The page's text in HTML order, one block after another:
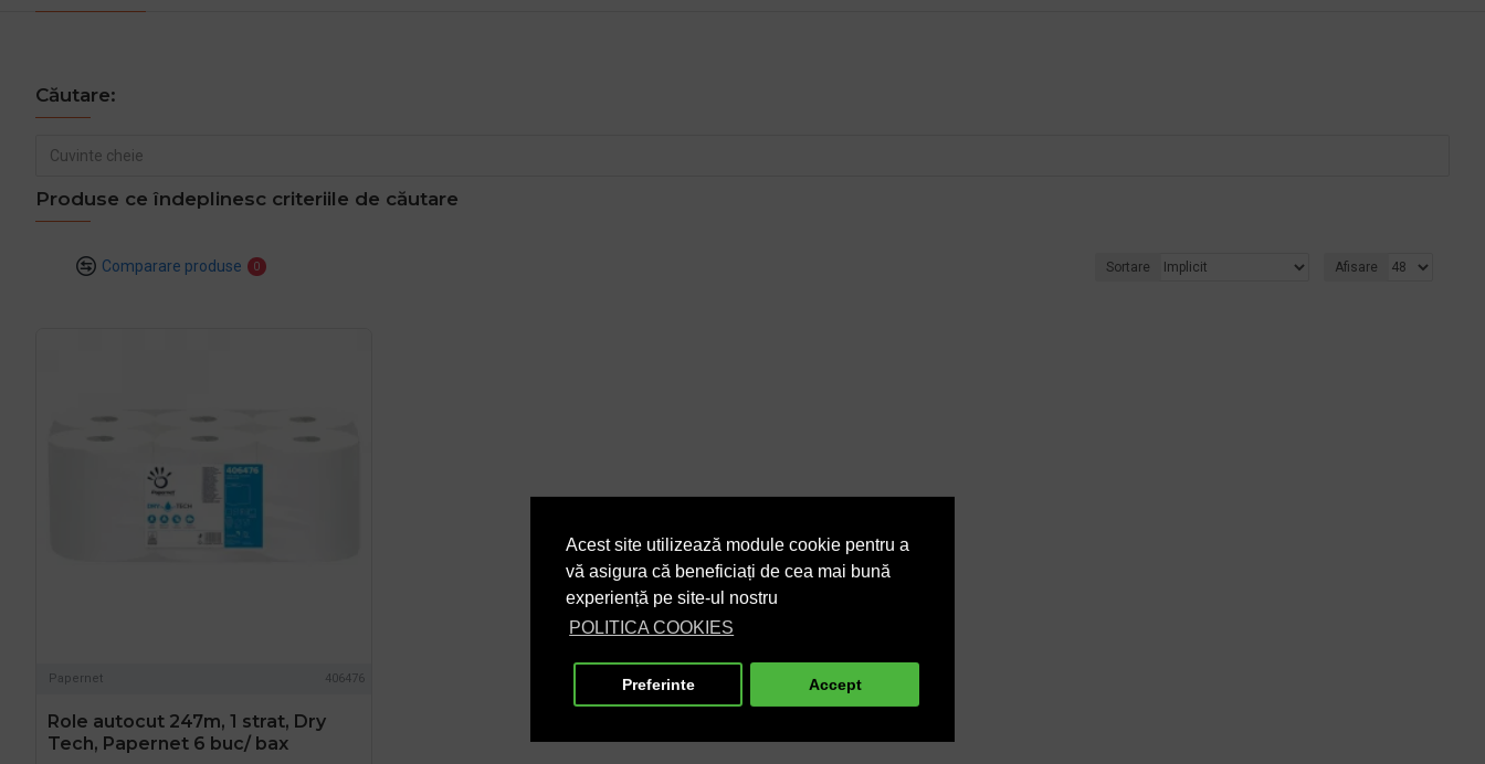
Acest site utilizează module cookie pentru a
vă asigura că beneficiați de cea mai bună
experiență pe site-ul nostru
POLITICA COOKIES
Preferinte Accept
Căutare:
Produse ce îndeplinesc criteriile de căutare
Comparare produse 0 Sortare Afisare
Papernet 406476
Role autocut 247m, 1 strat, Dry
Tech, Papernet 6 buc/ bax